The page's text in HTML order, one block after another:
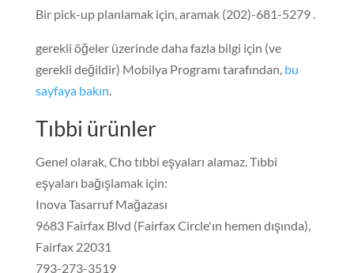
Bir pick-up planlamak için, aramak (202)-681-5279 .
gerekli öğeler üzerinde daha fazla bilgi için (ve
gerekli değildir) Mobilya Programı tarafından, bu
sayfaya bakın.
Tıbbi ürünler
Genel olarak, Cho tıbbi eşyaları alamaz. Tıbbi
eşyaları bağışlamak için:
Inova Tasarruf Mağazası
9683 Fairfax Blvd (Fairfax Circle'ın hemen dışında),
Fairfax 22031
793-273-3519